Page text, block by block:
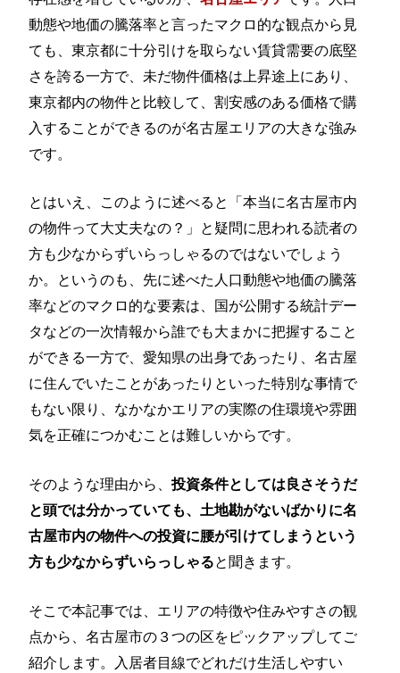
動態や地価の騰落率と言ったマクロ的な観点から見
ても、東京都に十分引けを取らない賃貸需要の底堅
さを誇る一方で、未だ物件価格は上昇途上にあり、
東京都内の物件と比較して、割安感のある価格で購
入することができるのが名古屋エリアの大きな強み
です。
とはいえ、このように述べると「本当に名古屋市内
の物件って大丈夫なの？」と疑問に思われる読者の
方も少なからずいらっしゃるのではないでしょう
か。というのも、先に述べた人口動態や地価の騰落
率などのマクロ的な要素は、国が公開する統計デー
タなどの一次情報から誰でも大まかに把握すること
ができる一方で、愛知県の出身であったり、名古屋
に住んでいたことがあったりといった特別な事情で
もない限り、なかなかエリアの実際の住環境や雰囲
気を正確につかむことは難しいからです。
そのような理由から、投資条件としては良さそうだ
と頭では分かっていても、土地勘がないばかりに名
古屋市内の物件への投資に腰が引けてしまうという
方も少なからずいらっしゃると聞きます。
そこで本記事では、エリアの特徴や住みやすさの観
点から、名古屋市の３つの区をピックアップしてご
紹介します。入居者目線でどれだけ生活しやすい